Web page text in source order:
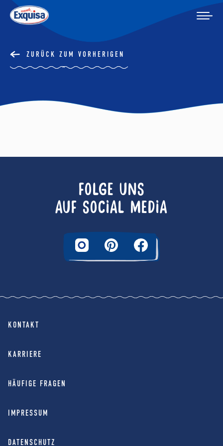
ZURÜCK ZUM VORHERIGEN
FOLGE UNS
AUF SOCIAL MEDIA
KONTAKT
KARRIERE
HÄUFIGE FRAGEN
IMPRESSUM
DATENSCHUTZ